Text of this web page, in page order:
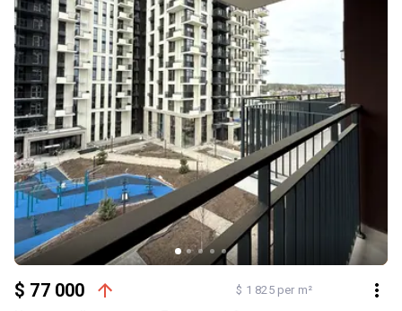
$ 77 000 $ 1 825 per m²